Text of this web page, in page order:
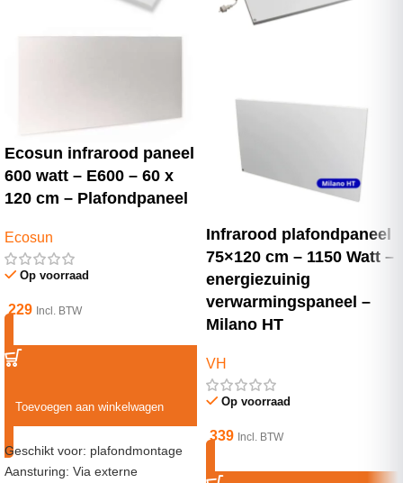
Ecosun infrarood paneel
600 watt – E600 – 60 x
120 cm – Plafondpaneel
Ecosun
Op voorraad
229 Incl. BTW
Toevoegen aan winkelwagen
Geschikt voor: plafondmontage
Aansturing: Via externe
Infrarood plafondpaneel
75×120 cm – 1150 Watt –
energiezuinig
verwarmingspaneel –
Milano HT
VH
Op voorraad
339 Incl. BTW